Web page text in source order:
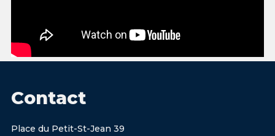
Contact
Place du Petit-St-Jean 39